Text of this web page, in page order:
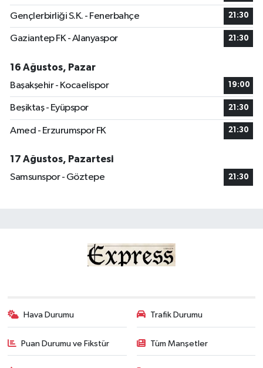
Gençlerbirliği S.K. - Fenerbahçe 21:30
Gaziantep FK - Alanyaspor 21:30
16 Ağustos, Pazar
Başakşehir - Kocaelispor
19:00
Beşiktaş - Eyüpspor 21:30
Amed - Erzurumspor FK 21:30
17 Ağustos, Pazartesi
Samsunspor - Göztepe
21:30
Hava Durumu Trafik Durumu
Puan Durumu ve Fikstür Tüm Manşetler